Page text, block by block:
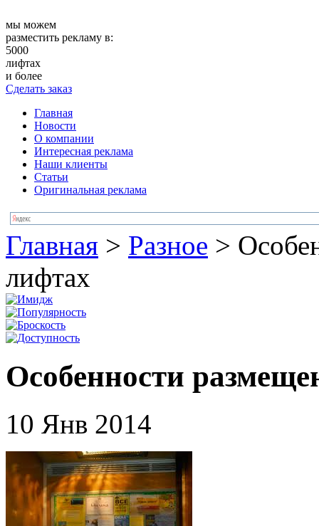
мы можем
разместить рекламу в:
5000
лифтах
и более
Сделать заказ
Главная
Новости
О компании
Интересная реклама
Наши клиенты
Статьи
Оригинальная реклама
Главная > Разное >
лифтах
Особенности
10 Янв 2014